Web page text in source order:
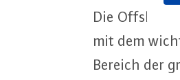
Die
mit dem
Bereich der